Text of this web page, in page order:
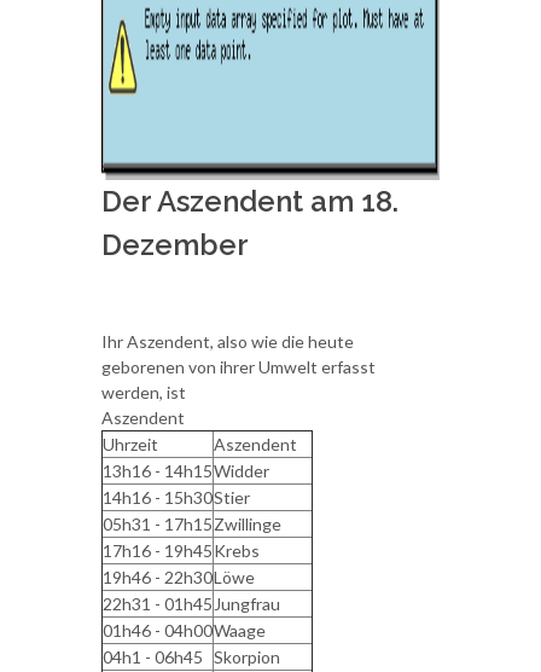
Der Aszendent am 18.
Dezember
Ihr Aszendent, also wie die heute
geborenen von ihrer Umwelt erfasst
werden, ist
Aszendent
Uhrzeit
Aszendent
13h16 - 14h15Widder
14h16 - 15h30Stier
05h31 - 17h15Zwillinge
17h16 - 19h45Krebs
19h46 - 22h30Löwe
22h31 - 01h45 Jungfrau
01h46 - 04h00Waage
04h1 - 06h45 Skorpion